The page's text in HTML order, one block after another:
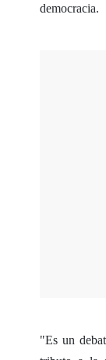
democracia.
"Es un